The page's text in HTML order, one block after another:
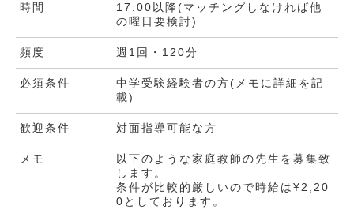
時間
17:00以降(マッチングしなければ他
の曜日要検討)
頻度 週1回・120分
必須条件
中学受験経験者の方(メモに詳細を記
載)
歓迎条件 対面指導可能な方
メモ
以下のような家庭教師の先生を募集致
します。
条件が比較的厳しいので時給は¥2,20
0としております。